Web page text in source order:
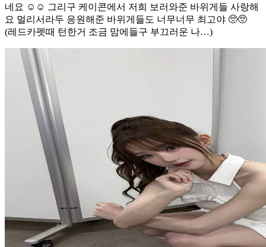
네요 ☺️☺️ 그리구 케이콘에서 저희 보러와준 바위게들 사랑해
요 멀리서라두 응원해준 바위게들도 너무너무 최고야 🥺🥺
(레드카펫때 턴한거 조금 맘에들구 부끄러운 나…)